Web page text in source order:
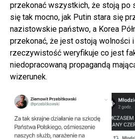
przekonać wszystkich, że stoją po
się tak mocno, jak Putin stara się
nazistowskie państwo, a Korea
przekonać, że jest ostoją wolności
rzeczywistość weryfikuje co jest
niedopracowaną propagandą
wizerunek.